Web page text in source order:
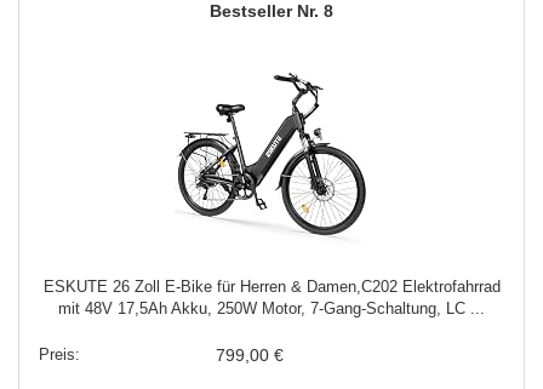
8
ESKUTE 26 Zoll E-Bike für Herren & Damen,C202 Elektrofahrrad
mit 48V 17,5Ah Akku, 250W Motor, 7-Gang-Schaltung, LC ...
799,00 €